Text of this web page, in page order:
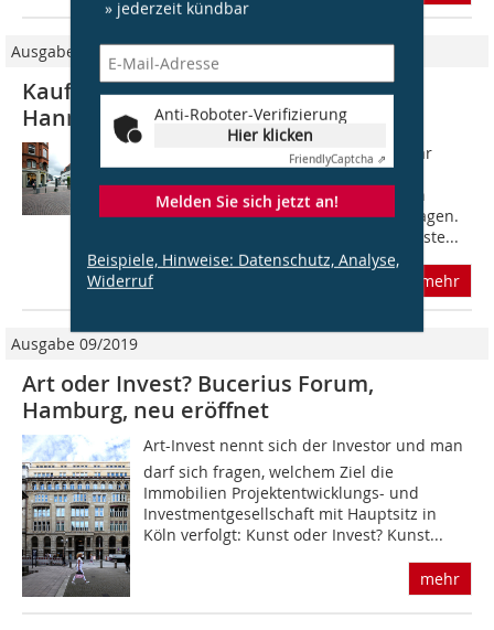
» jederzeit kündbar
Anti-Roboter-Verifizierung
Hier klicken
FriendlyCaptcha ⇗
Melden Sie sich jetzt an!
Beispiele, Hinweise: Datenschutz, Analyse,
Widerruf
Ausgabe 04/2026
Kaufhof und Herzog & de Meuron in
Hannover
Ehemalige Kaufhäuser abzureißen war
lange Zeit geübte Stadtplanung, sehr
zentral im Innerstädtischen besetzten
längst leerstehende Kaufhäuser 1A-Lagen.
Abriss ist allerdings nicht mehr die erste...
mehr
Ausgabe 09/2019
Art oder Invest? Bucerius Forum,
Hamburg, neu eröffnet
Art-Invest nennt sich der Investor und man
darf sich fragen, welchem Ziel die
Immobilien Projektentwicklungs- und
Investmentgesellschaft mit Hauptsitz in
Köln verfolgt: Kunst oder Invest? Kunst...
mehr